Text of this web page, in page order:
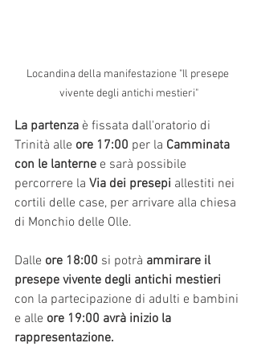
Locandina della manifestazione "Il presepe
vivente degli antichi mestieri"
La partenza è fissata dall'oratorio di
Trinità alle ore 17:00 per la Camminata
con le lanterne e sarà possibile
percorrere la Via dei presepi allestiti nei
cortili delle case, per arrivare alla chiesa
di Monchio delle Olle.
Dalle ore 18:00 si potrà ammirare il
presepe vivente degli antichi mestieri
con la partecipazione di adulti e bambini
e alle ore 19:00 avrà inizio la
rappresentazione.